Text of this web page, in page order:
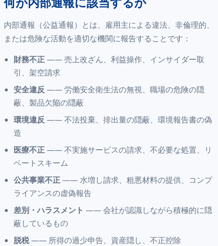
内部通報（公益通報）とは、雇用主による違法、非倫理的、
または危険な活動を適切な機関に報告することです：
財務不正—— 売上改ざん、利益操作、インサイダー取
引、架空請求
安全違反 —— 労働安全衛生法の無視、職場の危険の隠
蔽、製品欠陥の隠蔽
環境違反 —— 不法投棄、排出量の隠蔽、環境報告書の偽
造
医療不正—— 不実施サービスの請求、不必要な処置、リ
ベートスキーム
公共事業不正—— 水増し請求、粗悪材料の提供、コンプ
ライアンスの虚偽報告
差別・ハラスメント —— 会社が認識しながら積極的に隠
蔽しているもの
脱税—— 所得の過少申告、資産隠し、不正控除